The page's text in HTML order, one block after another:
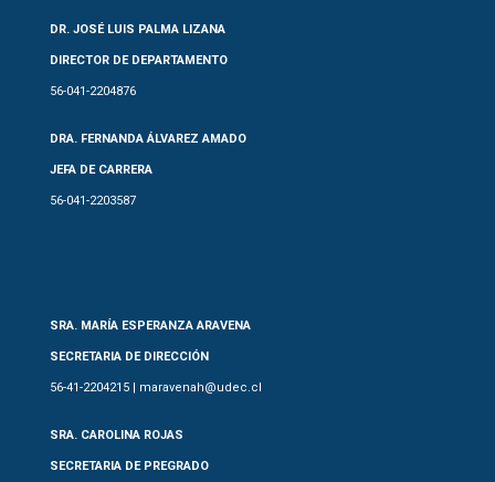
DR. JOSÉ LUIS PALMA LIZANA
DIRECTOR DE DEPARTAMENTO
56-041-2204876
DRA. FERNANDA ÁLVAREZ AMADO
JEFA DE CARRERA
56-041-2203587
SRA. MARÍA ESPERANZA ARAVENA
SECRETARIA DE DIRECCIÓN
56-41-2204215 | maravenah@udec.cl
SRA. CAROLINA ROJAS
SECRETARIA DE PREGRADO